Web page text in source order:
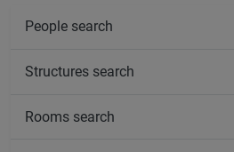
People search
Structures search
Rooms search